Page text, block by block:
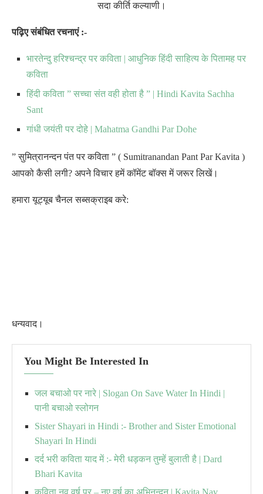
सदा कीर्ति कल्याणी।
पढ़िए संबंधित रचनाएं :-
भारतेन्दु हरिश्चन्द्र पर कविता | आधुनिक हिंदी साहित्य के पितामह पर
कविता
हिंदी कविता ” सच्चा संत वही होता है ” | Hindi Kavita Sachha
Sant
गांधी जयंती पर दोहे | Mahatma Gandhi Par Dohe
” सुमित्रानन्दन पंत पर कविता ” ( Sumitranandan Pant Par Kavita )
आपको कैसी लगी? अपने विचार हमें कॉमेंट बॉक्स में जरूर लिखें।
हमारा यूट्यूब चैनल सब्सक्राइब करे:
धन्यवाद।
You Might Be Interested In
जल बचाओ पर नारे | Slogan On Save Water In Hindi |
पानी बचाओ स्लोगन
Sister Shayari in Hindi :- Brother and Sister Emotional
Shayari In Hindi
दर्द भरी कविता याद में :- मेरी धड़कन तुम्हें बुलाती है | Dard
Bhari Kavita
कविता नव वर्ष पर – नए वर्ष का अभिनन्दन | Kavita Nav